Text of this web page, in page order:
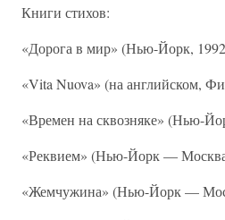
Книги стихов:
«Дорога в мир» (Нью-Йорк,
«Vita Nuova» (на английском,
«Времен на сквозняке» (Нью-
«Реквием» (Нью-Йорк —
«Жемчужина» (Нью-Йорк —